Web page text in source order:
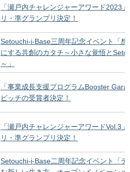
「瀬戸内チャレンジャーアワード2023
リ・準グランプリ決定！
Setouchi-i-Base三周年記念イベント「想
にする共創のカタチ～小さな覚悟と
～」
「事業成長支援プログラムBooster
ピッチの受賞者決定！
「瀬戸内チャレンジャーアワードVol.3
リ・準グランプリ決定！
Setouchi-i-Base二周年記念イベント「デ